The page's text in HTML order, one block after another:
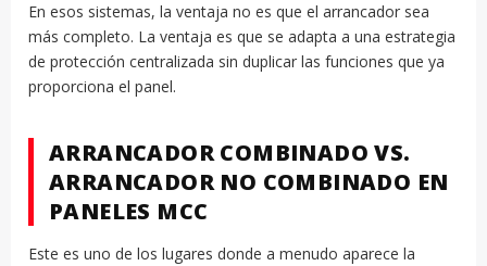
En esos sistemas, la ventaja no es que el arrancador sea
más completo. La ventaja es que se adapta a una estrategia
de protección centralizada sin duplicar las funciones que ya
proporciona el panel.
ARRANCADOR COMBINADO VS.
ARRANCADOR NO COMBINADO EN
PANELES MCC
Este es uno de los lugares donde a menudo aparece la